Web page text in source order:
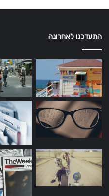
התעדכנו לאחרונה